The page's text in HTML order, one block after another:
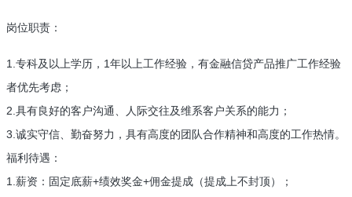
岗位职责：
1.专科及以上学历，1年以上工作经验，有金融信贷产品推广工作经验
者优先考虑；
2.具有良好的客户沟通、人际交往及维系客户关系的能力；
3.诚实守信、勤奋努力，具有高度的团队合作精神和高度的工作热情。
福利待遇：
1.薪资：固定底薪+绩效奖金+佣金提成（提成上不封顶）；